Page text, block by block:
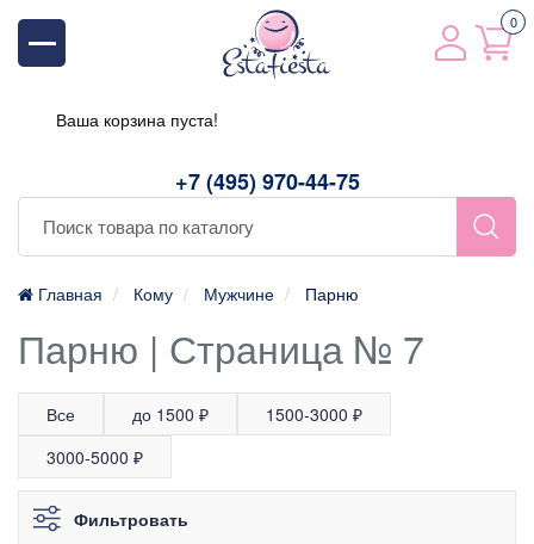
+7 (495) 970-44-75
0
Ваша корзина пуста!
Главная Кому Мужчине Парню
Парню | Страница № 7
Все до 1500 ₽
1500-3000 ₽
3000-5000 ₽
Фильтровать